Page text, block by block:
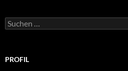
Suchen
nach:
PROFIL